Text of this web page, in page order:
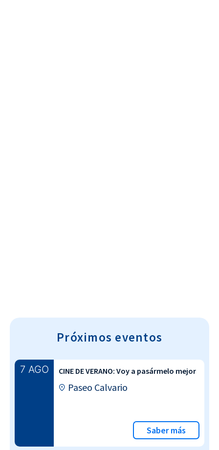
Próximos eventos
7 AGO CINE DE VERANO: Voy a pasármelo mejor
Paseo Calvario
Saber más